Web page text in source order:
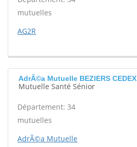
mutuelles
AG2R
AdrÃ©a Mutuelle BEZIERS CEDEX
Mutuelle Santé Sénior
Département: 34
mutuelles
AdrÃ©a Mutuelle